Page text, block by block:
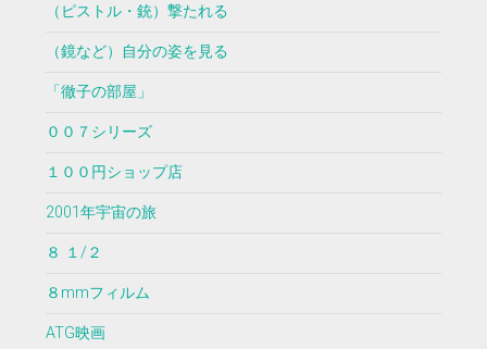
（ピストル・銃）撃たれる
（鏡など）自分の姿を見る
「徹子の部屋」
００７シリーズ
１００円ショップ店
2001年宇宙の旅
８ １/２
８mmフィルム
ATG映画